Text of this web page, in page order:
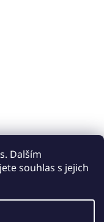
Dalším
souhlas s jejich